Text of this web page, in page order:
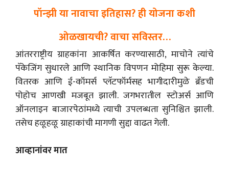
पॉन्झी या नावाचा इतिहास? ही योजना कशी
ओळखायची? वाचा सविस्तर…
आंतरराष्ट्रीय ग्राहकांना आकर्षित करण्यासाठी, माचोने त्यांचे
पॅकेजिंग सुधारले आणि स्थानिक विपणन मोहिमा सुरू केल्या.
वितरक आणि ई-कॉमर्स प्लॅटफॉर्मसह भागीदारीमुळे ब्रँडची
पोहोच आणखी मजबूत झाली. जगभरातील स्टोअर्स आणि
ऑनलाइन बाजारपेठांमध्ये त्याची उपलब्धता सुनिश्चित झाली.
तसेच हळूहळू ग्राहाकांची मागणी सुद्दा वाढत गेली.
आव्हानांवर मात